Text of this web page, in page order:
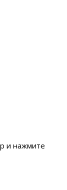
и нажмите